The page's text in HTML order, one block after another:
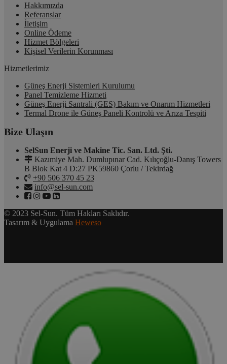
Hakkımızda
Referanslar
İletişim
Online Ödeme
Hizmet Bölgeleri
Kişisel Verilerin Korunması
Hizmetlerimiz
Güneş Enerji Sistemleri Kurulumu
Panel Temizleme Hizmeti
Güneş Enerji Santrali (GES) Bakım ve Onarım Hizmetleri
Termal Drone ile Güneş Paneli Kontrolü ve Arıza Tespiti
Bize Ulaşın
SelSun Enerji ve Makine Tic. San. Ltd. Şti.
Kazımiye Mah. Dumlupınar Cad. Kılıçoğlu-Danış Towers
B Blok Kat 4 D:27 PK59860 Çorlu / Tekirdağ
+90 506 370 45 23
info@sel-sun.com
© 2023 Sel-Sun. Tüm Hakları Saklıdır.
Tasarım & Uygulama Heweso